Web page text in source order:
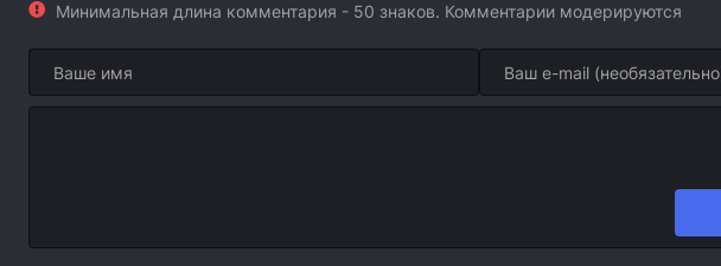
Минимальная длина комментария - 50 знаков. Комментарии модерируются